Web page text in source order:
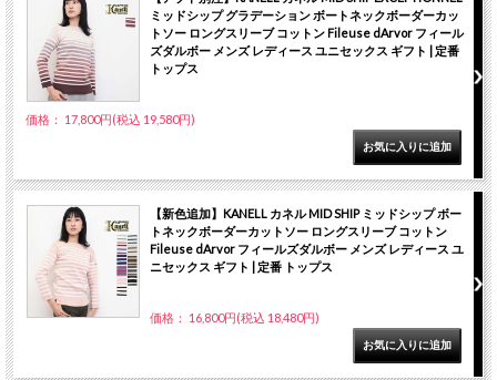
ミッドシップ グラデーション ボートネックボーダーカッ
トソー ロングスリーブ コットン Fileuse dArvor フィール
ズダルボー メンズ レディース ユニセックス ギフト | 定番
トップス
価格： 17,800円(税込 19,580円)
【新色追加】KANELL カネル MID SHIP ミッドシップ ボー
トネックボーダーカットソー ロングスリーブ コットン
Fileuse dArvor フィールズダルボー メンズ レディース ユ
ニセックス ギフト | 定番 トップス
価格： 16,800円(税込 18,480円)